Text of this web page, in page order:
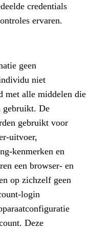
credentials
ervaren.
geen
niet
met alle middelen die
De
gebruikt voor
uitvoer,
kenmerken en
een browser- en
op zichzelf geen
login
Deze